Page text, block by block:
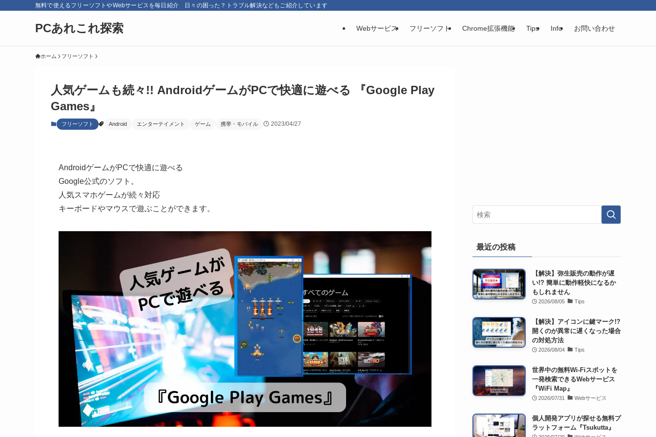
無料で使えるフリーソフトやWebサービスを毎日紹介 日々の困った？トラブル解決などもご紹介しています
PCあれこれ探索 Webサービス フリーソフト Chrome拡張機能 Tips Info お問い合わせ
ホーム フリーソフト
人気ゲームも続々!! AndroidゲームがPCで快適に遊べる 『Google Play
Games』
フリーソフト Android エンターテイメント ゲーム 携帯・モバイル 2023/04/27
AndroidゲームがPCで快適に遊べる
Google公式のソフト。
人気スマホゲームが続々対応
キーボードやマウスで遊ぶことができます。
最近の投稿
【解決】弥生販売の動作が遅
い!? 簡単に動作軽快になるか
もしれません
2026/08/05 Tips
【解決】アイコンに鍵マーク!?
開くのが異常に遅くなった場合
の対処方法
2026/08/04 Tips
世界中の無料Wi-Fiスポットを
一発検索できるWebサービス
『WiFi Map』
2026/07/31 Webサービス
個人開発アプリが探せる無料プ
ラットフォーム『Tsukutta』